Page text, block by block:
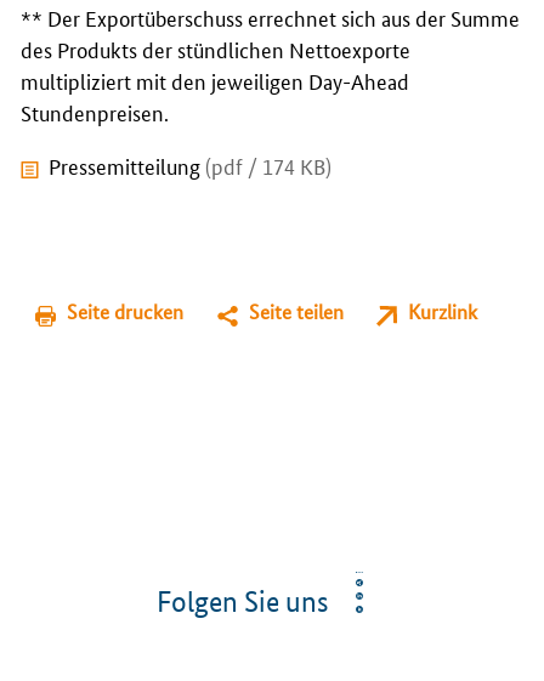
** Der Exportüberschuss errechnet sich aus der Summe
des Produkts der stündlichen Nettoexporte
multipliziert mit den jeweiligen Day-Ahead
Stundenpreisen.
Pressemitteilung (pdf / 174 KB)
Seite drucken Seite teilen Kurzlink
Folgen Sie uns